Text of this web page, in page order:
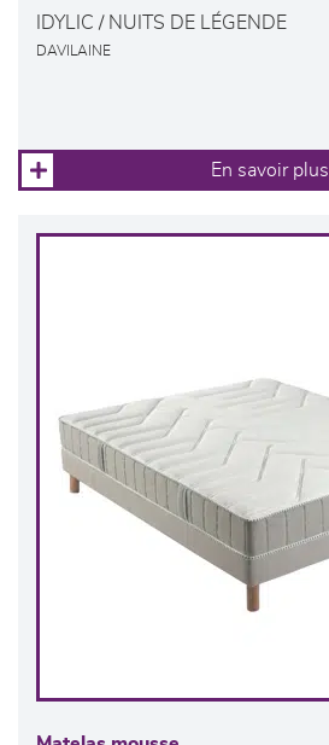
IDYLIC / NUITS DE LÉGENDE
DAVILAINE
En savoir plus